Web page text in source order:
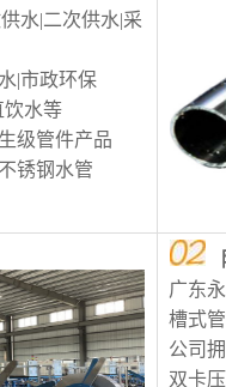
水|二次供水|采
|市政环保
饮水等
级管件产品
锈钢水管
广东
槽式
公司
双卡